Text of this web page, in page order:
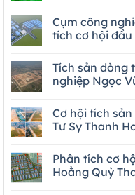
Cụm công
tích cơ hội đầu
Tích sản dòng
nghiệp Ngọc
Cơ hội tích
Tư Sy Thanh
Phân tích cơ
Hoằng Quỳ